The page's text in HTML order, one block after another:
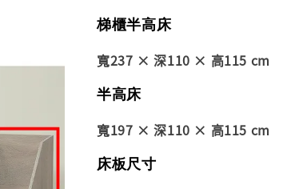
梯櫃半高床
寬237 × 深110 × 高115 cm
半高床
寬197 × 深110 × 高115 cm
床板尺寸